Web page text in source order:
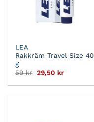
LEA
Rakkräm Travel Size 40
g
59kr Det
ursprungliga
priset
29,50 krDet
priset